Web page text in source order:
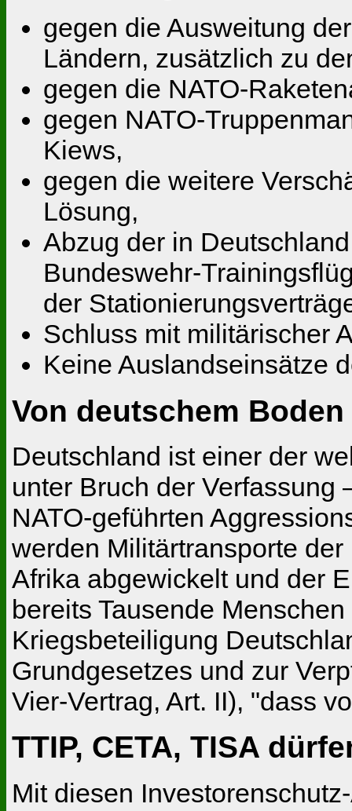
gegen die Ausweitung
Ländern, zusätzlich zu
gegen die NATO-
gegen NATO-
Kiews,
gegen die weitere
Lösung,
Abzug der in
Bundeswehr-
der
Schluss mit militärischer
Keine Auslandseinsätze
Von deutschem
Deutschland ist einer der
unter Bruch der Verfassung
NATO-geführten
werden Militärtransporte
Afrika abgewickelt und der
bereits Tausende
Kriegsbeteiligung
Grundgesetzes und zur
Vier-Vertrag, Art. II), "dass
TTIP, CETA, TISA
Mit diesen